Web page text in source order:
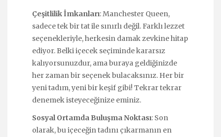
Çeşitlilik İmkanları: Manchester Queen,
sadece tek bir tat ile sınırlı değil. Farklı lezzet
seçenekleriyle, herkesin damak zevkine hitap
ediyor. Belki içecek seçiminde kararsız
kalıyorsunuzdur, ama buraya geldiğinizde
her zaman bir seçenek bulacaksınız. Her bir
yeni tadım, yeni bir keşif gibi! Tekrar tekrar
denemek isteyeceğinize eminiz.
Sosyal Ortamda Buluşma Noktası: Son
olarak, bu içeceğin tadını çıkarmanın en